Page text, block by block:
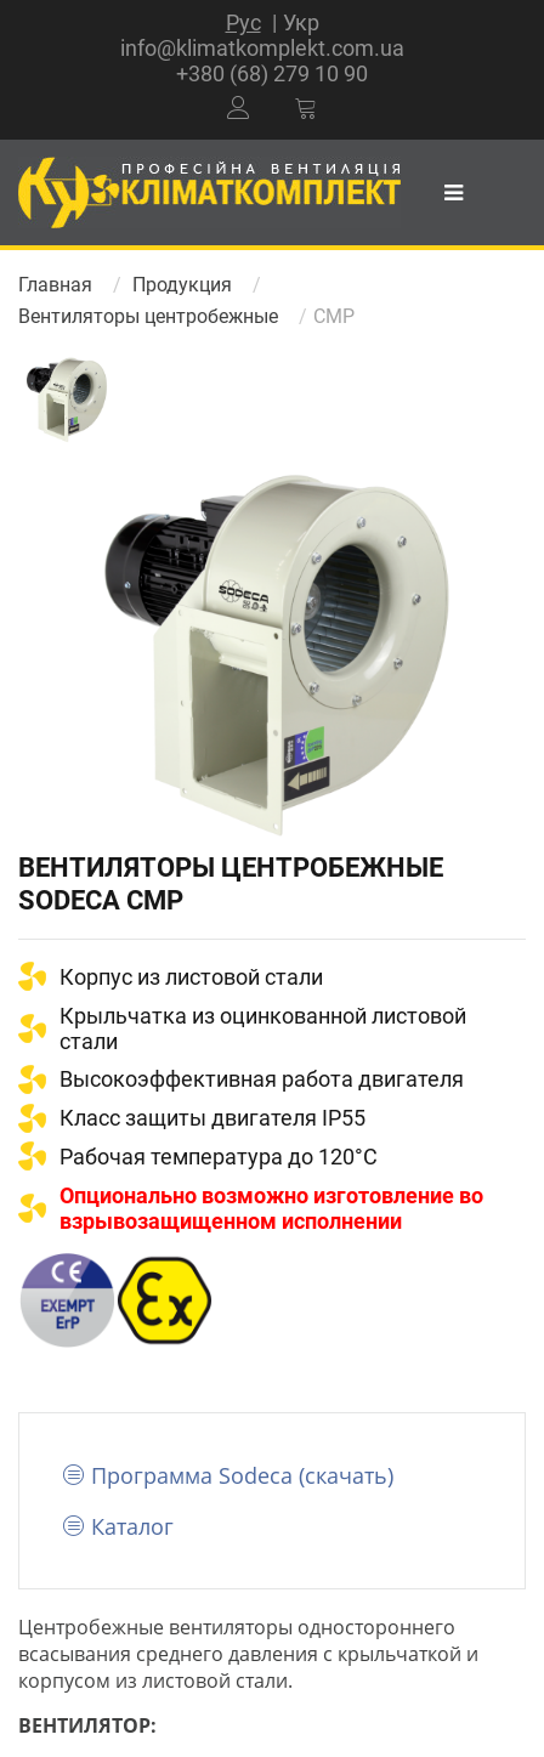
Рус
Укр
info@klimatkomplekt.com.ua
+380 (68) 279 10 90
Главная
Продукция
Вентиляторы центробежные
CMP
ВЕНТИЛЯТОРЫ ЦЕНТРОБЕЖНЫЕ
SODECA CMP
Корпус из листовой стали
Крыльчатка из оцинкованной листовой
стали
Высокоэффективная работа двигателя
Класс защиты двигателя IP55
Рабочая температура до 120°C
Опционально возможно изготовление во
взрывозащищенном исполнении
Программа Sodeca (cкачать)
Каталог
Центробежные вентиляторы одностороннего
всасывания среднего давления с крыльчаткой и
корпусом из листовой стали.
ВЕНТИЛЯТОР: